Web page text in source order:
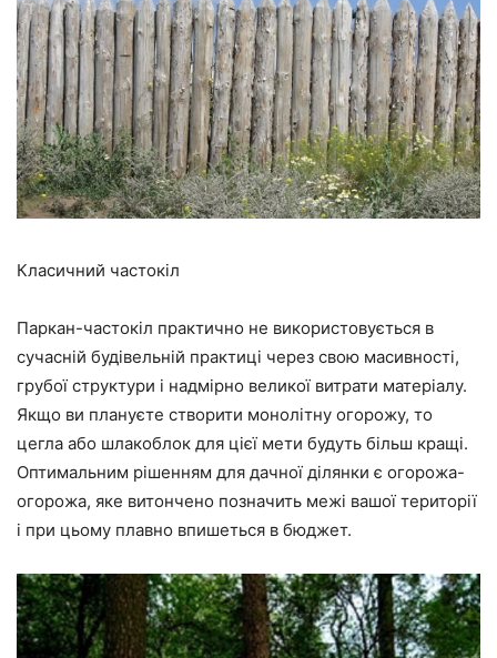
Класичний частокіл
Паркан-частокіл практично не використовується в
сучасній будівельній практиці через свою масивності,
грубої структури і надмірно великої витрати матеріалу.
Якщо ви плануєте створити монолітну огорожу, то
цегла або шлакоблок для цієї мети будуть більш кращі.
Оптимальним рішенням для дачної ділянки є огорожа-
огорожа, яке витончено позначить межі вашої території
і при цьому плавно впишеться в бюджет.